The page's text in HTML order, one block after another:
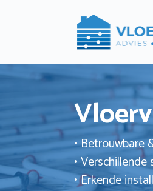
• Betrouwbare
•
• Erkende